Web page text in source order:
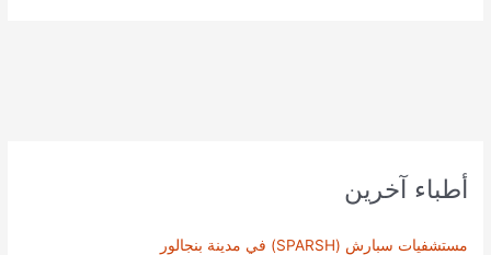
أطباء آخرين
مستشفيات سبارش (SPARSH) في مدينة بنجالور